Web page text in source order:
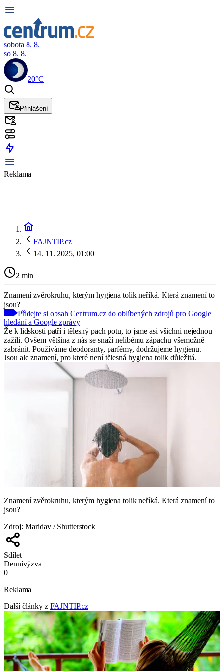
sobota 8. 8.
so 8. 8.
20°C
Přihlášení
Reklama
FAJNTIP.cz
14. 11. 2025, 01:00
2 min
Znamení zvěrokruhu, kterým hygiena tolik neříká. Která znamení to
jsou?
Přidejte si obsah Centrum.cz do oblíbených zdrojů pro Google
hledání a Google zprávy
Že k lidskosti patří i tělesný pach potu, to jsme asi všichni nejednou
zažili. Ovšem většina z nás se snaží nelibému zápachu všemožně
zabránit. Používáme deodoranty, parfémy, dodržujeme hygienu.
Jsou ale znamení, pro které není tělesná hygiena tolik důležitá.
Znamení zvěrokruhu, kterým hygiena tolik neříká. Která znamení to
jsou?
Zdroj: Maridav / Shutterstock
Sdílet
Dennívýzva
0
Reklama
Další články z FAJNTIP.cz